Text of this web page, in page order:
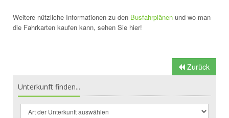
Weitere nützliche Informationen zu den Busfahrplänen und wo man
die Fahrkarten kaufen kann, sehen Sie hier!
Zurück
Unterkunft finden...